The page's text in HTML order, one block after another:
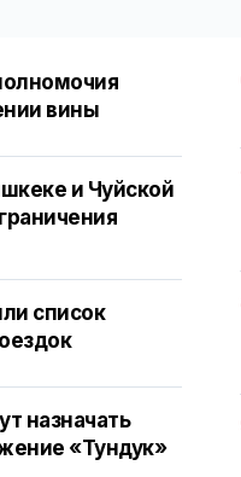
вины
и Чуйской
список
назначать
«Тундук»